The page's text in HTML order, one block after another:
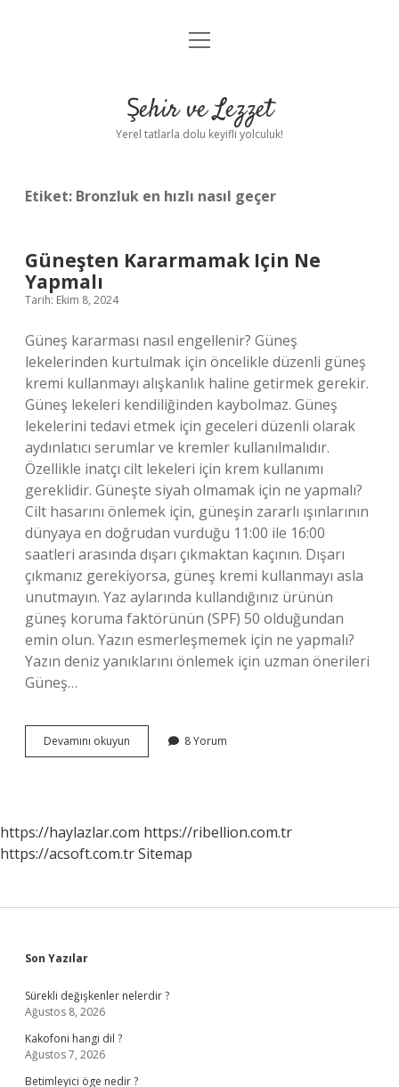
Anasayfa
Yasal Uyarı
menüyü
Şehir ve Lezzet
Yerel tatlarla dolu keyifli yolculuk!
Etiket: Bronzluk en hızlı nasıl geçer
Güneşten Kararmamak Için Ne
Yapmalı
Tarih: Ekim 8, 2024
Güneş kararması nasıl engellenir? Güneş
lekelerinden kurtulmak için öncelikle düzenli güneş
kremi kullanmayı alışkanlık haline getirmek gerekir.
Güneş lekeleri kendiliğinden kaybolmaz. Güneş
lekelerini tedavi etmek için geceleri düzenli olarak
aydınlatıcı serumlar ve kremler kullanılmalıdır.
Özellikle inatçı cilt lekeleri için krem ​​kullanımı
gereklidir. Güneşte siyah olmamak için ne yapmalı?
Cilt hasarını önlemek için, güneşin zararlı ışınlarının
dünyaya en doğrudan vurduğu 11:00 ile 16:00
saatleri arasında dışarı çıkmaktan kaçının. Dışarı
çıkmanız gerekiyorsa, güneş kremi kullanmayı asla
unutmayın. Yaz aylarında kullandığınız ürünün
güneş koruma faktörünün (SPF) 50 olduğundan
emin olun. Yazın esmerleşmemek için ne yapmalı?
Yazın deniz yanıklarını önlemek için uzman önerileri
Güneş…
Devamını okuyun Güneşten
Kararmamak
8 Yorum
https://haylazlar.com https://ribellion.com.tr
https://acsoft.com.trSitemap
Sidebar
Son Yazılar
Sürekli değişkenler nelerdir ?
Ağustos 8, 2026
Kakofoni hangi dil ?
Ağustos 7, 2026
Betimleyici öge nedir ?